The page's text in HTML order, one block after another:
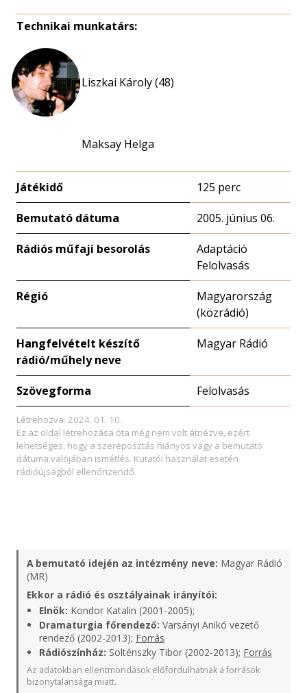
Technikai munkatárs:
Liszkai Károly (48)
Maksay Helga
Játékidő 125 perc
Bemutató dátuma 2005. június 06.
Rádiós műfaji besorolás
Adaptáció
Felolvasás
Régió
Magyarország
(közrádió)
Hangfelvételt készítő
rádió/műhely neve
Magyar Rádió
Szövegforma Felolvasás
Létrehozva: 2024. 01. 10.
Ez az oldal létrehozása óta még nem volt átnézve, ezért
lehetséges, hogy a szereposztás hiányos vagy a bemutató
dátuma valójában ismétlés. Kutatói használat esetén
rádióújságból ellenőrizendő.
A bemutató idején az intézmény neve: Magyar Rádió
(MR)
Ekkor a rádió és osztályainak irányítói:
Elnök: Kondor Katalin (2001-2005);
Dramaturgia főrendező: Varsányi Anikó vezető
rendező (2002-2013); Forrás
Rádiószínház: Solténszky Tibor (2002-2013); Forrás
Az adatokban ellentmondások előfordulhatnak a források
bizonytalansága miatt.